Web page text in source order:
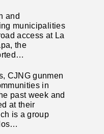
and
municipalities
access at La
the
CJNG gunmen
in
past week and
at their
is a group